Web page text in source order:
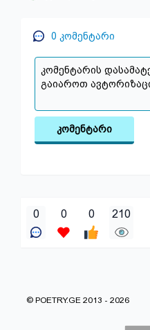
0 კომენტარი
კომენტარი
0 0 0 210
© POETRY.GE 2013 - 2026